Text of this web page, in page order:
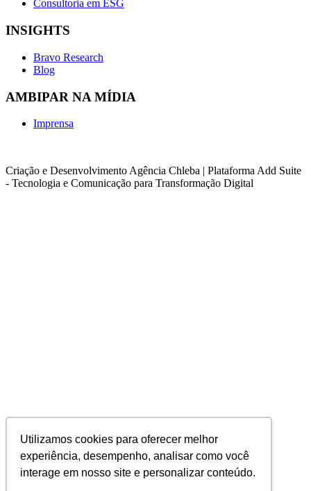
Utilizamos cookies para oferecer melhor
experiência, desempenho, analisar como você
interage em nosso site e personalizar conteúdo.
Consultoria em ESG
INSIGHTS
Bravo Research
Blog
AMBIPAR NA MÍDIA
Imprensa
Criação e Desenvolvimento Agência Chleba | Plataforma Add Suite
- Tecnologia e Comunicação para Transformação Digital